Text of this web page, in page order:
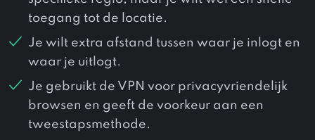
toegang tot de locatie.
Je wilt extra afstand tussen waar je inlogt en
waar je uitlogt.
Je gebruikt de VPN voor privacyvriendelijk
browsen en geeft de voorkeur aan een
tweestapsmethode.